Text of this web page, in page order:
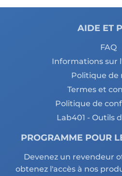
AIDE ET
FAQ
Informations sur
Politique de
Termes et
Politique de
Lab401 - Outils
PROGRAMME POUR
Devenez un revendeur
obtenez l'accès à nos